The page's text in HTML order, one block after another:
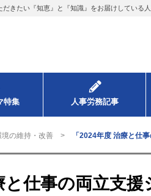
きたい『知恵』と『知識』をお届けしている
特集 人事労務記事
境の維持・改善 「2024年度 治療と仕
と仕事の両立支